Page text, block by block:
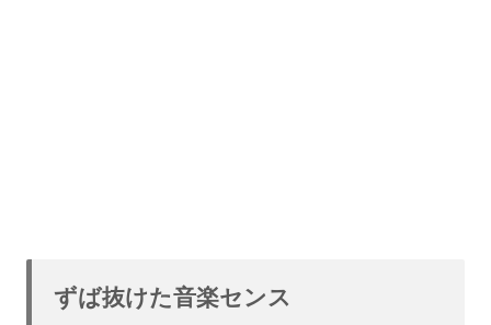
ずば抜けた音楽センス